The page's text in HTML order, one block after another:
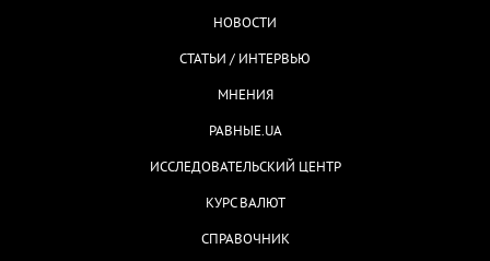
НОВОСТИ
СТАТЬИ / ИНТЕРВЬЮ
МНЕНИЯ
РАВНЫЕ.UA
ИССЛЕДОВАТЕЛЬСКИЙ ЦЕНТР
КУРС ВАЛЮТ
СПРАВОЧНИК